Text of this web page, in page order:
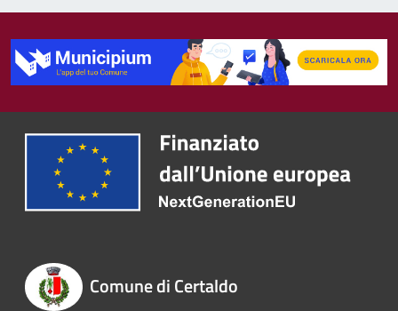
Comune di Certaldo